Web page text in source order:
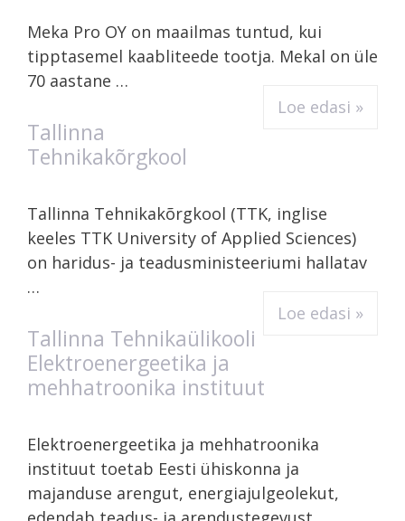
Meka Pro OY on maailmas tuntud, kui
tipptasemel kaabliteede tootja. Mekal on üle
70 aastane …
Loe edasi »
Tallinna
Tehnikakõrgkool
Tallinna Tehnikakõrgkool (TTK, inglise
keeles TTK University of Applied Sciences)
on haridus- ja teadusministeeriumi hallatav
…
Loe edasi »
Tallinna Tehnikaülikooli
Elektroenergeetika ja
mehhatroonika instituut
Elektroenergeetika ja mehhatroonika
instituut toetab Eesti ühiskonna ja
majanduse arengut, energiajulgeolekut,